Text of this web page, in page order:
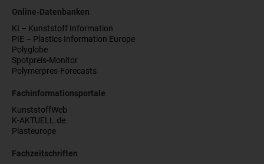
Online-Datenbanken
KI – Kunststoff Information
PIE – Plastics Information Europe
Polyglobe
Spotpreis-Monitor
Polymerpres-Forecasts
Fachinformationsportale
KunststoffWeb
K-AKTUELL.de
Plasteurope
Fachzeitschriften